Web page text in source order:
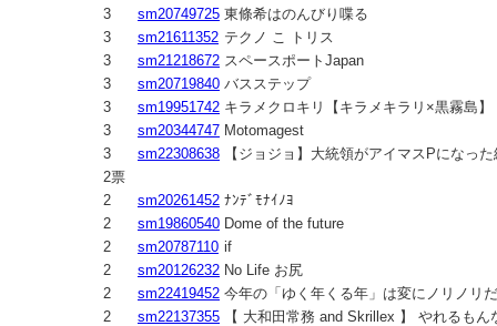
3
sm20749725 東條希はのんびり喋る
3
sm21611352 テクノ こ トリス
3
sm21218672 スペースポートJapan
3
sm20719840 バスステップ
3
sm19951742 キラメクロキリ【キラメキラリ×黒霧島】
3
sm20344747 Motomagest
3
sm22308638
【ジョジョ】大統領がアイマスPになっ
2票
2
sm20261452 ﾅﾝﾃﾞﾓﾅｲﾉﾖ
2
sm19860540 Dome of the future
2
sm20787110 if
2
sm20126232 No Life お尻
2
sm22419452 今年の「ゆく年くる年」は変にノリノリ
2
sm22137355
【 大和田常務 and Skrillex 】 やれるも